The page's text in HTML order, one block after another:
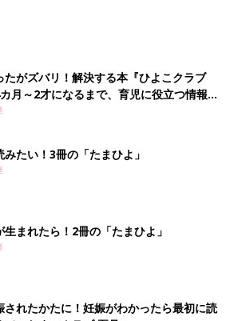
れって、ハイリスクになるんです
く声を荒げて、『これはハイリスク以外
いう確率はほぼ100％だ。目と耳と心臓
な障害が出るっていうのに、なんで産も
の夫なら絶対に産ませない！』っ
」（西村さん）
理の両親に事情を伝えた西村さん。た
初から中絶をするという選択肢はあり
もある義理の母は2人の気持ちを尊重し
当初「今回は諦めたら…」と産むこと
。しかし、夫婦の決心はかたいもので
、妊娠初期で流産をしたことがあるんで
たがズバリ！解決する本『ひよこクラブ
月～2才になるまで、育児に役立つ情報が
たい！3冊の「たまひよ」
まれたら！2冊の「たまひよ」
されたかたに！妊娠がわかったら最初に読